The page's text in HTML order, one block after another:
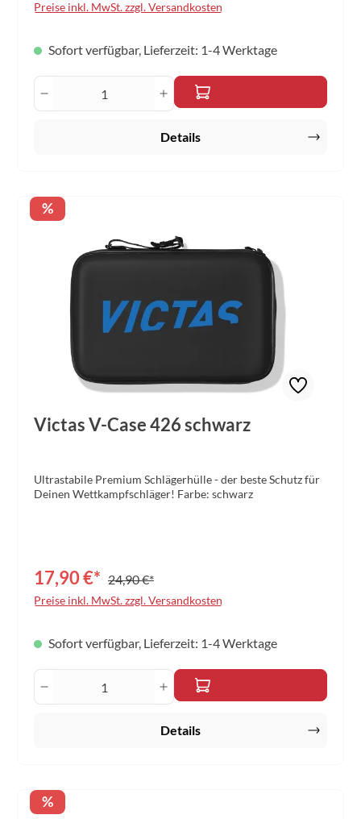
Preise inkl. MwSt. zzgl. Versandkosten
Sofort verfügbar, Lieferzeit: 1-4 Werktage
Produkt Anzahl: Gib den gewünschten
Details
Rabatt
%
Victas V-Case 426 schwarz
Ultrastabile Premium Schlägerhülle - der beste Schutz für
Deinen Wettkampfschläger! Farbe: schwarz
17,90 €* 24,90 €*
Preise inkl. MwSt. zzgl. Versandkosten
Sofort verfügbar, Lieferzeit: 1-4 Werktage
Produkt Anzahl: Gib den gewünschten
Details
Rabatt
%